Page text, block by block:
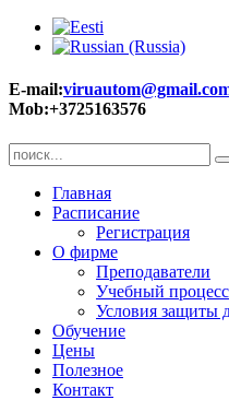
E-mail:
Mob:+3725163576
Главная
Расписание
Регистрация
О фирме
Преподаватели
Учебный процесс
Условия защиты
Обучение
Цены
Полезное
Контакт